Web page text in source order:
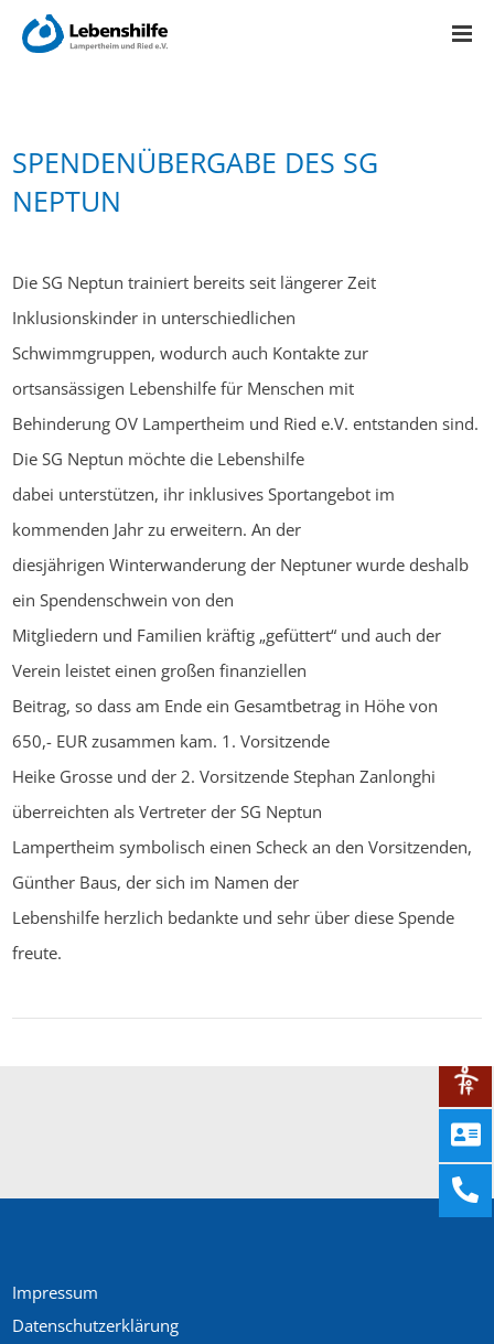
SPENDENÜBERGABE DES SG
NEPTUN
Die SG Neptun trainiert bereits seit längerer Zeit
Inklusionskinder in unterschiedlichen
Schwimmgruppen, wodurch auch Kontakte zur
ortsansässigen Lebenshilfe für Menschen mit
Behinderung OV Lampertheim und Ried e.V. entstanden sind.
Die SG Neptun möchte die Lebenshilfe
dabei unterstützen, ihr inklusives Sportangebot im
kommenden Jahr zu erweitern. An der
diesjährigen Winterwanderung der Neptuner wurde deshalb
ein Spendenschwein von den
Mitgliedern und Familien kräftig „gefüttert“ und auch der
Verein leistet einen großen finanziellen
Beitrag, so dass am Ende ein Gesamtbetrag in Höhe von
650,- EUR zusammen kam. 1. Vorsitzende
Heike Grosse und der 2. Vorsitzende Stephan Zanlonghi
überreichten als Vertreter der SG Neptun
Lampertheim symbolisch einen Scheck an den Vorsitzenden,
Günther Baus, der sich im Namen der
Lebenshilfe herzlich bedankte und sehr über diese Spende
freute.
Impressum
Datenschutzerklärung